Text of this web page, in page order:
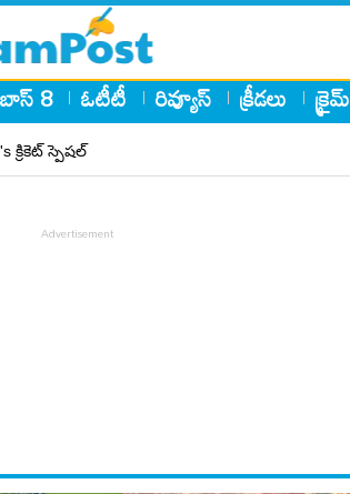
8 ఓటీటీ రివ్యూస్ క్రీడలు క్రైమ్
క్రికెట్ స్పెషల్